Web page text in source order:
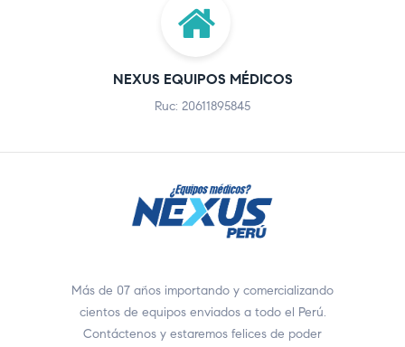
NEXUS EQUIPOS MÉDICOS
Ruc: 20611895845
Más de 07 años importando y comercializando
cientos de equipos enviados a todo el Perú.
Contáctenos y estaremos felices de poder